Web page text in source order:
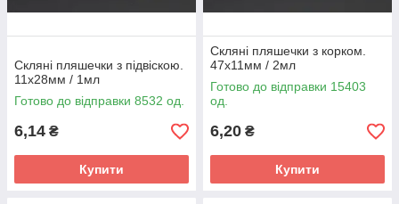
Скляні пляшечки з підвіскою.
11х28мм / 1мл
Готово до відправки 8532 од.
6,14 ₴
Купити
Скляні пляшечки з корком.
47х11мм / 2мл
Готово до відправки 15403
од.
6,20 ₴
Купити